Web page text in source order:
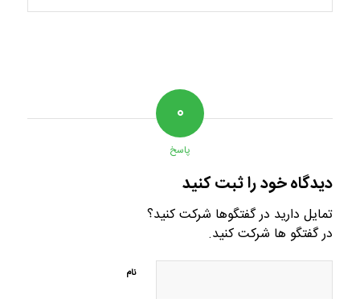
۰
پاسخ
دیدگاه خود را ثبت کنید
تمایل دارید در گفتگوها شرکت کنید؟
در گفتگو ها شرکت کنید.
نام